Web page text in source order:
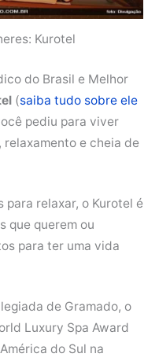
Kurotel
do Brasil e Melhor
(saiba tudo sobre ele
pediu para viver
e cheia de
para relaxar, o Kurotel é
que querem ou
para ter uma vida
de Gramado, o
Luxury Spa Award
do Sul na